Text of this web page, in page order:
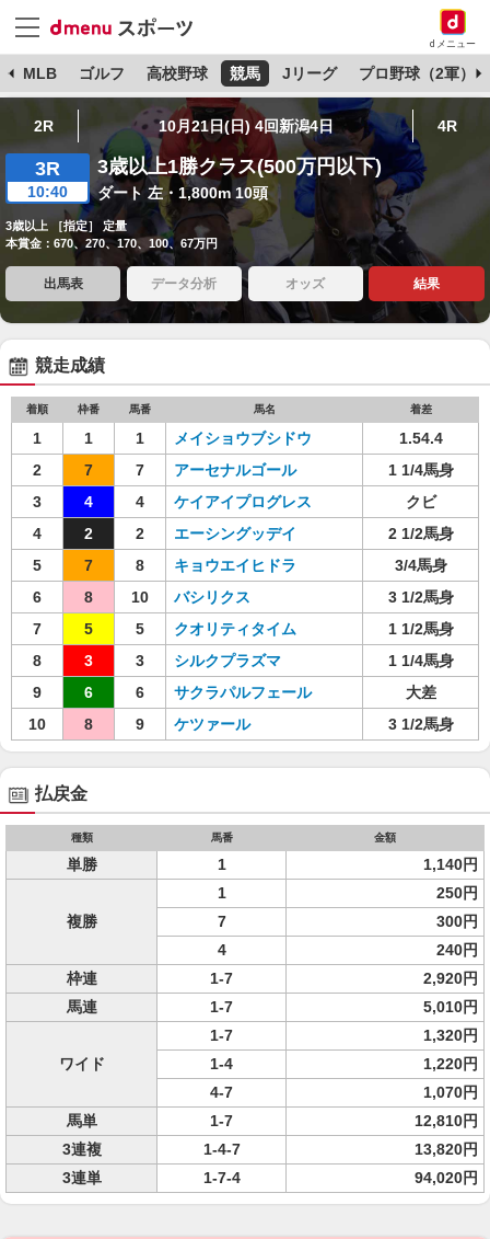
dメニュー
MLB ゴルフ 高校野球 競馬 Jリーグ プロ野球（2軍）
2R 10月21日(日) 4回新潟4日 4R
3R
10:40
3歳以上1勝クラス(500万円以下)
ダート 左・1,800m 10頭
3歳以上 ［指定］ 定量
本賞金：670、270、170、100、67万円
出馬表 データ分析 オッズ 結果
競走成績
着順 枠番 馬番 馬名 着差
1 1 1 メイショウブシドウ
1.54.4
2
7 7 アーセナルゴール
1 1/4馬身
3
4 4 ケイアイプログレス
クビ
4
2 2 エーシングッデイ
2 1/2馬身
5
7 8 キョウエイヒドラ
3/4馬身
6
8 10 バシリクス
3 1/2馬身
7
5 5 クオリティタイム
1 1/2馬身
8
3 3 シルクプラズマ
1 1/4馬身
9
6 6 サクラパルフェール
大差
10
8 9 ケツァール 3 1/2馬身
払戻金
種類 馬番 金額
単勝 1 1,140円
複勝
1
250円
7
300円
4
240円
枠連
1-7
2,920円
馬連
1-7 5,010円
ワイド
1-7
1,320円
1-4
1,220円
4-7
1,070円
馬単
1-7
12,810円
3連複
1-4-7
13,820円
3連単
1-7-4 94,020円